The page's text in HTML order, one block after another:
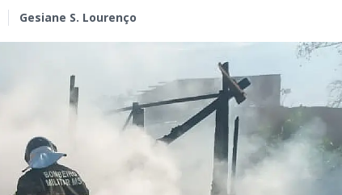
Gesiane S. Lourenço